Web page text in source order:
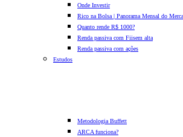
Onde Investir
Rico na Bolsa | Panorama Mensal do
Quanto rende R$ 1000?
Renda passiva com Fiisem alta
Renda passiva com ações
Estudos
Metodologia Buffett
ARCA funciona?